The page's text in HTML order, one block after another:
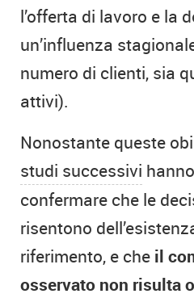
l’offerta di lavoro e la
un’influenza
numero di clienti, sia
attivi).
Nonostante queste
studi successivi
confermare che le
risentono
riferimento, e che il
osservato non risulta